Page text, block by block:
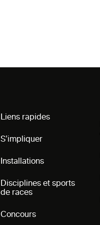
Liens rapides
S’impliquer
Installations
Disciplines et sports
de races
Concours